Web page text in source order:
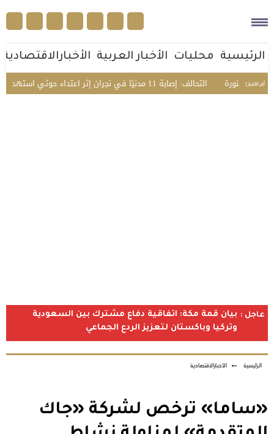
الرئيسية محليات الأخبار العربية الأخبارالاقتصادية
أخر الأخبار | التحالف: إصابة 11 مدنيًا في نجران إثر اعتداء حوثي استهدف الأعيان المدنية
عاجل : بيان قمة مكة: اتفاقية دفاع مشترك بين السعودية
وتركيا وباكستان لتعزيز الردع الجماعي
الرئيسية ← الأخبارالاقتصادية
«ساما» ترخص لشركة «جاك